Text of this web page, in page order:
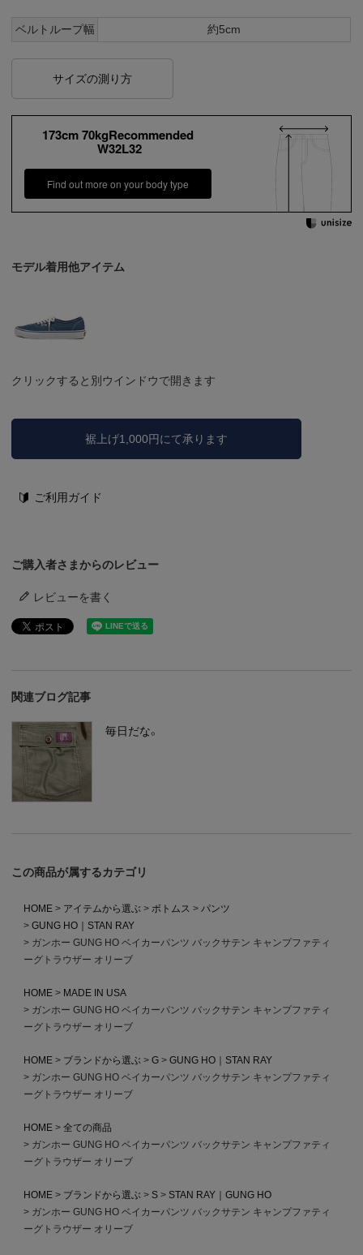
ベルトループ幅 約5cm
サイズの測り方
173cm 70kgRecommended
W32L32
Find out more on your body type
モデル着用他アイテム
クリックすると別ウインドウで開きます
裾上げ1,000円にて承ります
ご利用ガイド
ご購入者さまからのレビュー
レビューを書く
関連ブログ記事
毎日だな。
この商品が属するカテゴリ
HOME アイテムから選ぶ ボトムス
パンツ
GUNG HO｜STAN RAY
ガンホー GUNG HO ベイカーパンツ バックサテン キャンプファティ
ーグトラウザー オリーブ
HOME
MADE IN USA
ガンホー GUNG HO ベイカーパンツ バックサテン キャンプファティ
ーグトラウザー オリーブ
HOME ブランドから選ぶ G
GUNG HO｜STAN RAY
ガンホー GUNG HO ベイカーパンツ バックサテン キャンプファティ
ーグトラウザー オリーブ
HOME
全ての商品
ガンホー GUNG HO ベイカーパンツ バックサテン キャンプファティ
ーグトラウザー オリーブ
HOME ブランドから選ぶ S
STAN RAY｜GUNG HO
ガンホー GUNG HO ベイカーパンツ バックサテン キャンプファティ
ーグトラウザー オリーブ